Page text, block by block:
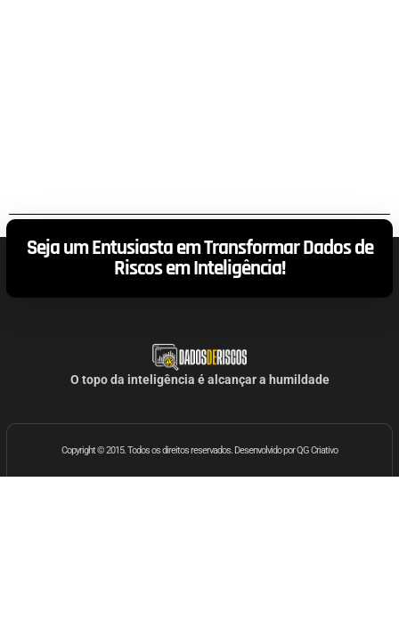
Seja um Entusiasta em Transformar Dados de
Riscos em Inteligência!
O topo da inteligência é alcançar a humildade
Copyright © 2015. Todos os direitos reservados. Desenvolvido por QG Criativo